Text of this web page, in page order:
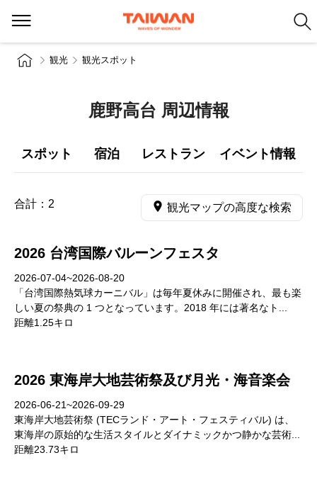
観光 観光スポット
鹿野高台 周辺情報
スポット 宿泊 レストラン イベント情報
合計： 2 観光マップの高度な検索
2026 台湾国際バルーンフェスタ
2026-07-04~2026-08-20
「台湾国際熱気球カーニバル」は毎年夏休みに開催され、最も楽
しい夏の祭典の 1 つとなっています。2018 年には著名なト...
距離1.25キロ
2026 東海岸大地芸術祭及び月光・海音楽会
2026-06-21~2026-09-29
東海岸大地芸術祭 (TECランド・アート・フェスティバル) は、
東海岸の原始的な生活スタイルとダイナミックかつ静かな芸術...
距離23.73キロ